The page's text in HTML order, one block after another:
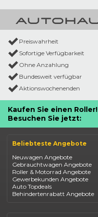
Preiswahrheit
Sofortige Verfügbarkeit
Ohne Anzahlung
Bundesweit verfügbar
Aktionswochenenden
Kaufen Sie einen Roller!
Besuchen Sie jetzt:
Beliebteste Angebote
Neuwagen Angebote
Gebrauchtwagen Angebote
Roller & Motorrad Angebote
Gewerbekunden Angebote
Auto Topdeals
Behindertenrabatt Angebote